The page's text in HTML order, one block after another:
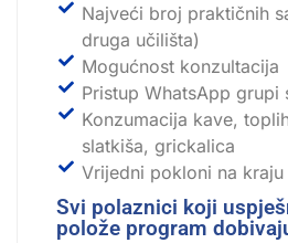
Najveći broj praktičnih
druga učilišta)
Mogućnost konzultacija
Pristup WhatsApp grupi
Konzumacija kave,
slatkiša, grickalica
Vrijedni pokloni na
Svi polaznici koji
polože program